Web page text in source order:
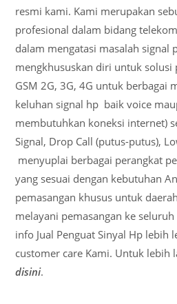
resmi kami. Kami merupakan
profesional dalam bidang
dalam mengatasi masalah signal
mengkhususkan diri untuk solusi
GSM 2G, 3G, 4G untuk berbagai
keluhan signal hp baik voice
membutuhkan koneksi internet)
Signal, Drop Call (putus-putus),
menyuplai berbagai perangkat
yang sesuai dengan kebutuhan
pemasangan khusus untuk
melayani pemasangan ke
info Jual Penguat Sinyal Hp lebih
customer care Kami. Untuk lebih
disini.